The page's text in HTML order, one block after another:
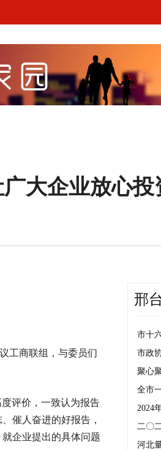
大企业放心投
工商联组，与委员们
评价，一致认为报告
催人奋进的好报告，
企业提出的具体问题
邢
市十
市政
聚心
全市
2024
二〇
河北